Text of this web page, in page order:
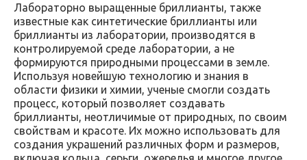
Лабораторно выращенные бриллианты, также
известные как синтетические бриллианты или
бриллианты из лаборатории, производятся в
контролируемой среде лаборатории, а не
формируются природными процессами в земле.
Используя новейшую технологию и знания в
области физики и химии, ученые смогли создать
процесс, который позволяет создавать
бриллианты, неотличимые от природных, по своим
свойствам и красоте. Их можно использовать для
создания украшений различных форм и размеров,